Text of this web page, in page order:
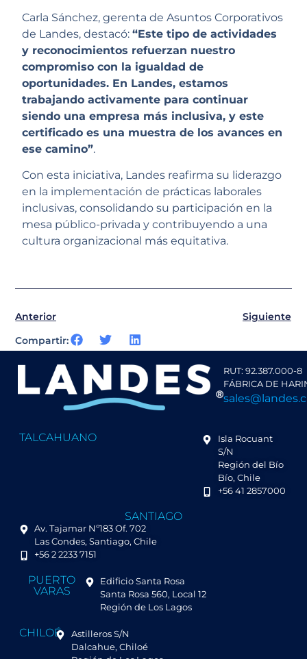
Carla Sánchez, gerenta de Asuntos Corporativos
de Landes, destacó:“Este tipo de actividades
y reconocimientos refuerzan nuestro
compromiso con la igualdad de
oportunidades. En Landes, estamos
trabajando activamente para continuar
siendo una empresa más inclusiva, y este
certificado es una muestra de los avances en
ese camino”.
Con esta iniciativa, Landes reafirma su liderazgo
en la implementación de prácticas laborales
inclusivas, consolidando su participación en la
mesa público-privada y contribuyendo a una
cultura organizacional más equitativa.
Anterior
Siguiente
Compartir:
RUT: 92.387.000-8
FÁBRICA DE
TALCAHUANO
Isla Rocuant
S/N
Región del Bío
Bío, Chile
+56 41 2857000
SANTIAGO
Av. Tajamar Nº183 Of. 702
Las Condes, Santiago, Chile
+56 2 2233 7151
PUERTO
VARAS
Edificio Santa Rosa
Santa Rosa 560, Local 12
Región de Los Lagos
CHILOÉ
Astilleros S/N
Dalcahue, Chiloé